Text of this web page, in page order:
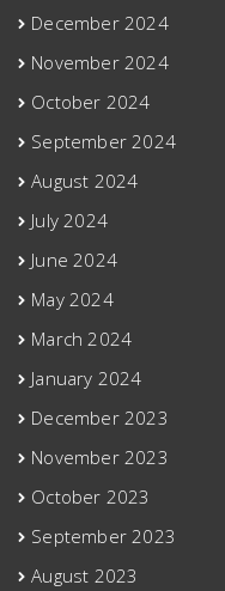
December 2024
November 2024
October 2024
September 2024
August 2024
July 2024
June 2024
May 2024
March 2024
January 2024
December 2023
November 2023
October 2023
September 2023
August 2023